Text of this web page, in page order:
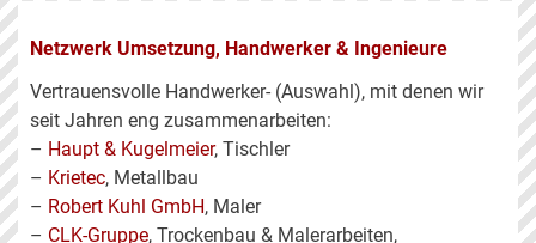
Netzwerk Umsetzung, Handwerker & Ingenieure
Vertrauensvolle Handwerker- (Auswahl), mit denen wir
seit Jahren eng zusammenarbeiten:
– Haupt & Kugelmeier, Tischler
– Krietec, Metallbau
– Robert Kuhl GmbH, Maler
– CLK-Gruppe, Trockenbau & Malerarbeiten,